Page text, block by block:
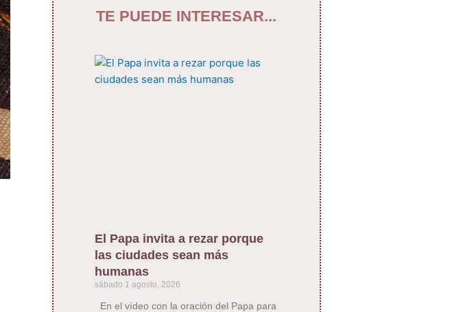
TE PUEDE INTERESAR...
El Papa invita a rezar porque
las ciudades sean más
humanas
sábado 1 agosto, 2026
En el vídeo con la oración del Papa para